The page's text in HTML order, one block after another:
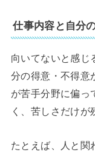
仕事内容と自分
向いてないと感じ
分の得意・不得意
が苦手分野に偏っ
く、苦しさだけが
たとえば、人と関